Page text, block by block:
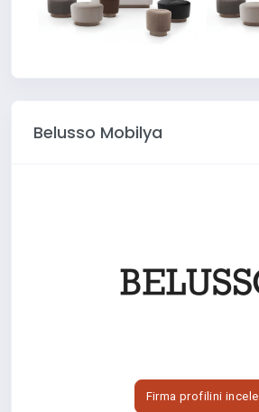
Belusso Mobilya
Firma profilini incele